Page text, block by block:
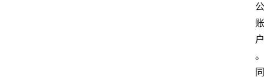
公
账
户
。
同